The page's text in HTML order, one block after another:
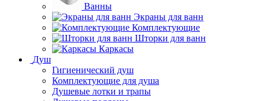
Ванны
Экраны для ванн
Комплектующие
Шторки для ванн
Каркасы
Душ
Гигиенический душ
Комплектующие для душа
Душевые лотки и трапы